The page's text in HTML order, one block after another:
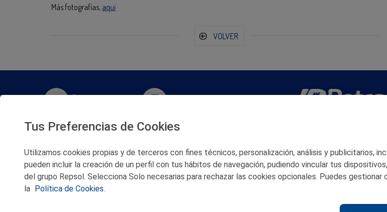
Más fotografías, aquí
VOLVER
Twitter
Facebook
Youtube
Flickr
Instagram
Slideshare
Soundcloud © 2026 Petronor S.A.
Tus Preferencias de Cookies
Utilizamos cookies propias y de terceros con fines técnicos, personalización, análisis y publicitarios,
pueden incluir la creación de un perfil con tus hábitos de navegación, pudiendo vincular tus
del grupo Repsol. Selecciona Solo necesarias para rechazar las cookies opcionales. Puedes
la Política de Cookies.